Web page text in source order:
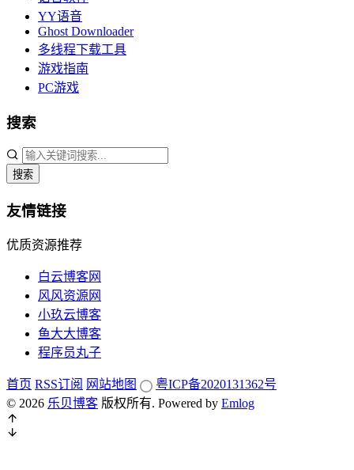
YY语音
Ghost Downloader
多线程下载工具
游戏指南
PC游戏
搜索
搜索
友情链接
优质资源推荐
白云博客网
风风资源网
小玖云博客
鱼大大博客
程序员丸子
首页 RSS订阅 网站地图
粤ICP备2020131362号
© 2026 乐贝博客 版权所有. Powered by Emlog